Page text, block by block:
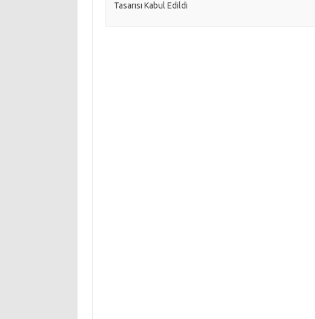
Tasarısı Kabul Edildi